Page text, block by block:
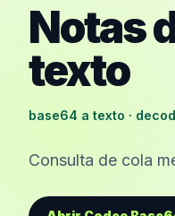
Notas
texto
base64 a texto ·
Consulta de cola